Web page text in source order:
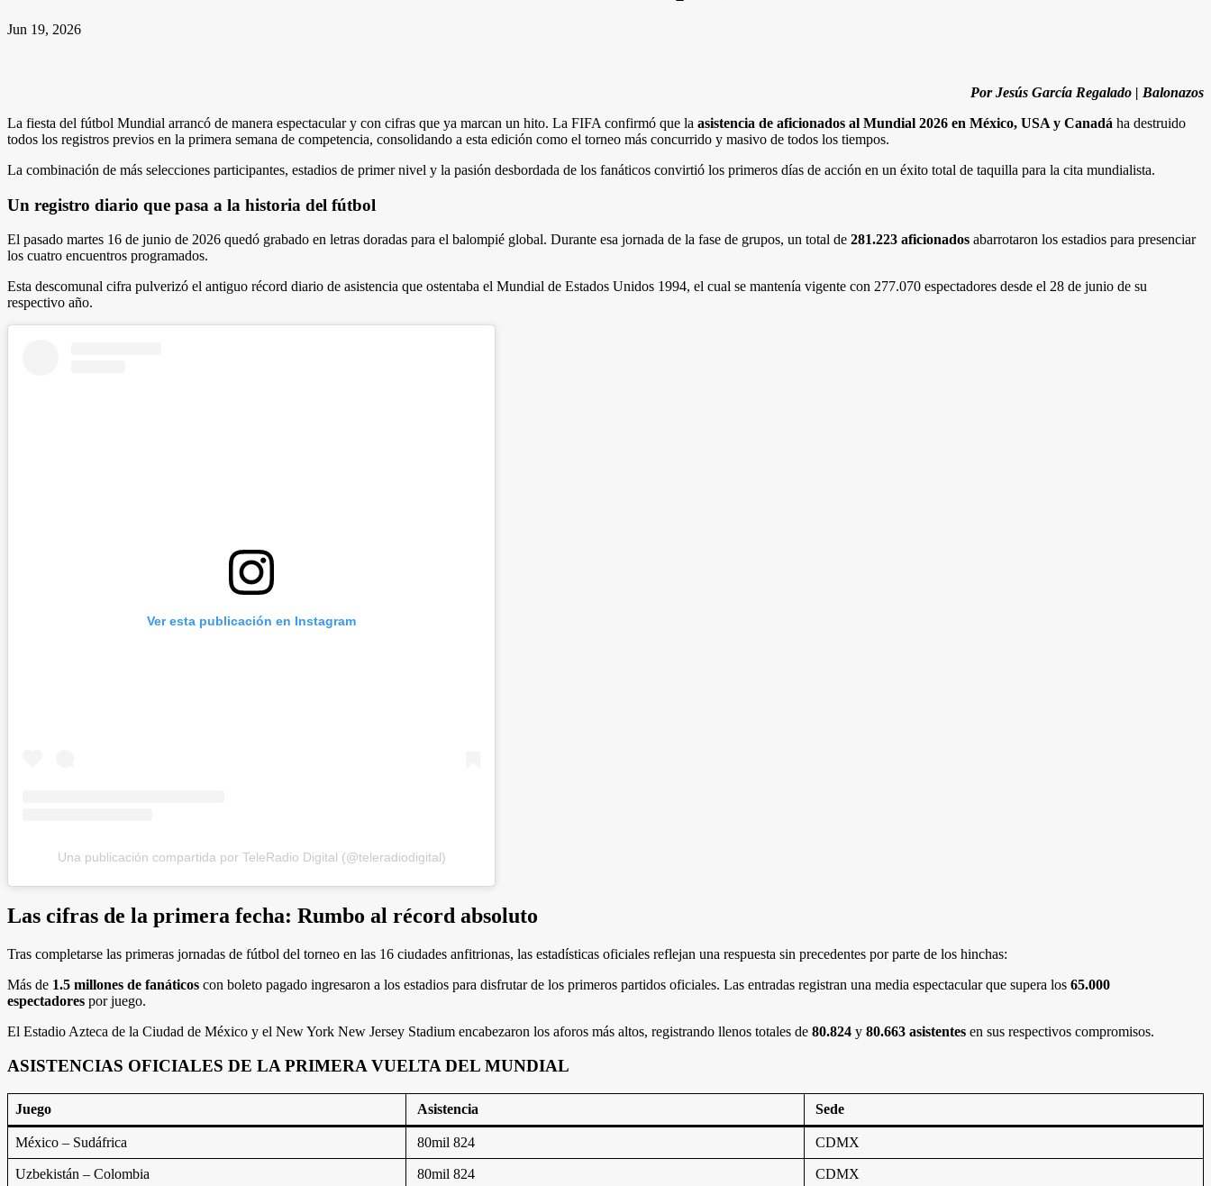
Jun 19, 2026
Por Jesús García Regalado | Balonazos
La fiesta del fútbol Mundial arrancó de manera espectacular y con cifras que ya marcan un hito. La FIFA confirmó que la asistencia de aficionados al Mundial 2026 en México, USA y Canadá ha destruido
todos los registros previos en la primera semana de competencia, consolidando a esta edición como el torneo más concurrido y masivo de todos los tiempos.
La combinación de más selecciones participantes, estadios de primer nivel y la pasión desbordada de los fanáticos convirtió los primeros días de acción en un éxito total de taquilla para la cita mundialista.
Un registro diario que pasa a la historia del fútbol
El pasado martes 16 de junio de 2026 quedó grabado en letras doradas para el balompié global. Durante esa jornada de la fase de grupos, un total de 281.223 aficionados abarrotaron los estadios para presenciar
los cuatro encuentros programados.
Esta descomunal cifra pulverizó el antiguo récord diario de asistencia que ostentaba el Mundial de Estados Unidos 1994, el cual se mantenía vigente con 277.070 espectadores desde el 28 de junio de su
respectivo año.
Ver esta publicación en Instagram
Una publicación compartida por TeleRadio Digital (@teleradiodigital)
Las cifras de la primera fecha: Rumbo al récord absoluto
Tras completarse las primeras jornadas de fútbol del torneo en las 16 ciudades anfitrionas, las estadísticas oficiales reflejan una respuesta sin precedentes por parte de los hinchas:
Más de 1.5 millones de fanáticos con boleto pagado ingresaron a los estadios para disfrutar de los primeros partidos oficiales. Las entradas registran una media espectacular que supera los 65.000
espectadores por juego.
El Estadio Azteca de la Ciudad de México y el New York New Jersey Stadium encabezaron los aforos más altos, registrando llenos totales de 80.824 y 80.663 asistentes en sus respectivos compromisos.
ASISTENCIAS OFICIALES DE LA PRIMERA VUELTA DEL MUNDIAL
Juego Asistencia Sede
México – Sudáfrica 80mil 824 CDMX
Uzbekistán – Colombia 80mil 824 CDMX